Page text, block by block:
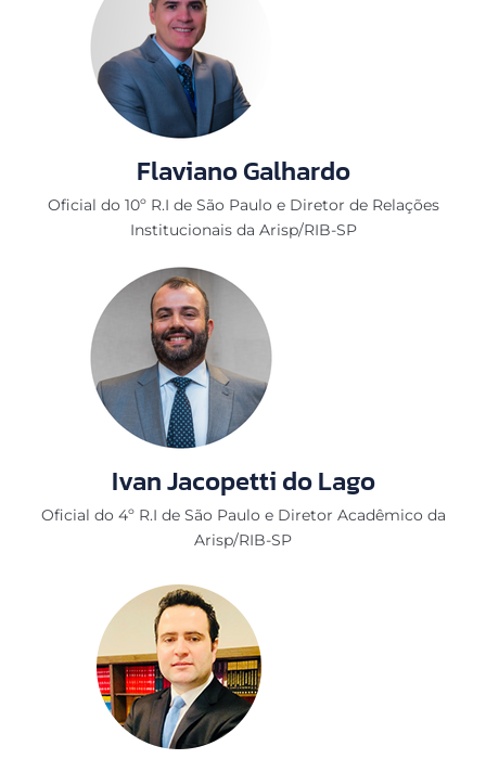
Flaviano Galhardo
Oficial do 10º R.I de São Paulo e Diretor de Relações
Institucionais da Arisp/RIB-SP
Ivan Jacopetti do Lago
Oficial do 4º R.I de São Paulo e Diretor Acadêmico da
Arisp/RIB-SP